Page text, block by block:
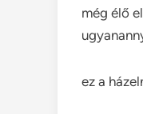
még élő
ez a